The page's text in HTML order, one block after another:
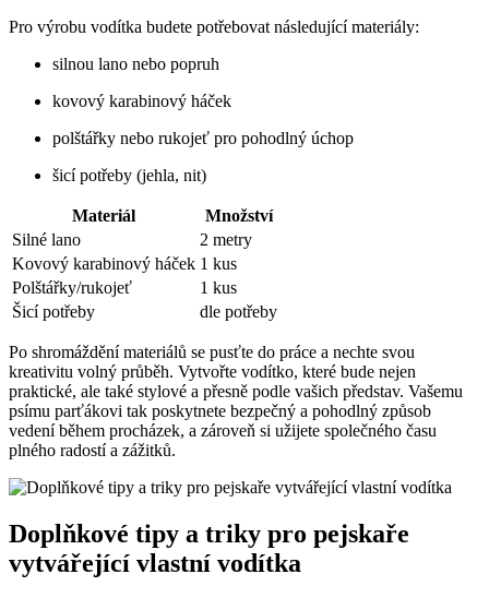
Pro výrobu vodítka budete potřebovat následující materiály:
silnou lano nebo popruh
kovový karabinový háček
polštářky nebo rukojeť pro pohodlný úchop
šicí potřeby (jehla, nit)
Materiál
Množství
Silné lano
2 metry
Kovový karabinový háček 1 kus
Polštářky/rukojeť
1 kus
Šicí potřeby
dle potřeby
Po shromáždění materiálů se pusťte do práce a nechte svou
kreativitu volný průběh. Vytvořte vodítko, které bude nejen
praktické, ale také stylové a přesně podle vašich představ. Vašemu
psímu parťákovi tak poskytnete bezpečný a pohodlný způsob
vedení během procházek, a zároveň si užijete společného času
plného radostí a zážitků.
Doplňkové tipy a triky pro pejskaře
vytvářející vlastní vodítka